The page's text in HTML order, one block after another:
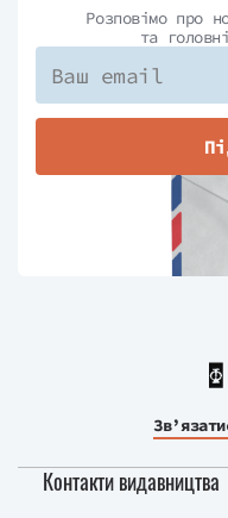
Розповімо про
та
Контакти видавництва